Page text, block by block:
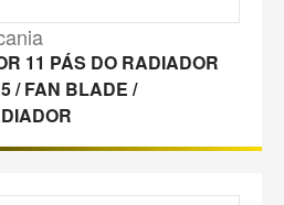
11 PÁS DO RADIADOR
/ FAN BLADE /